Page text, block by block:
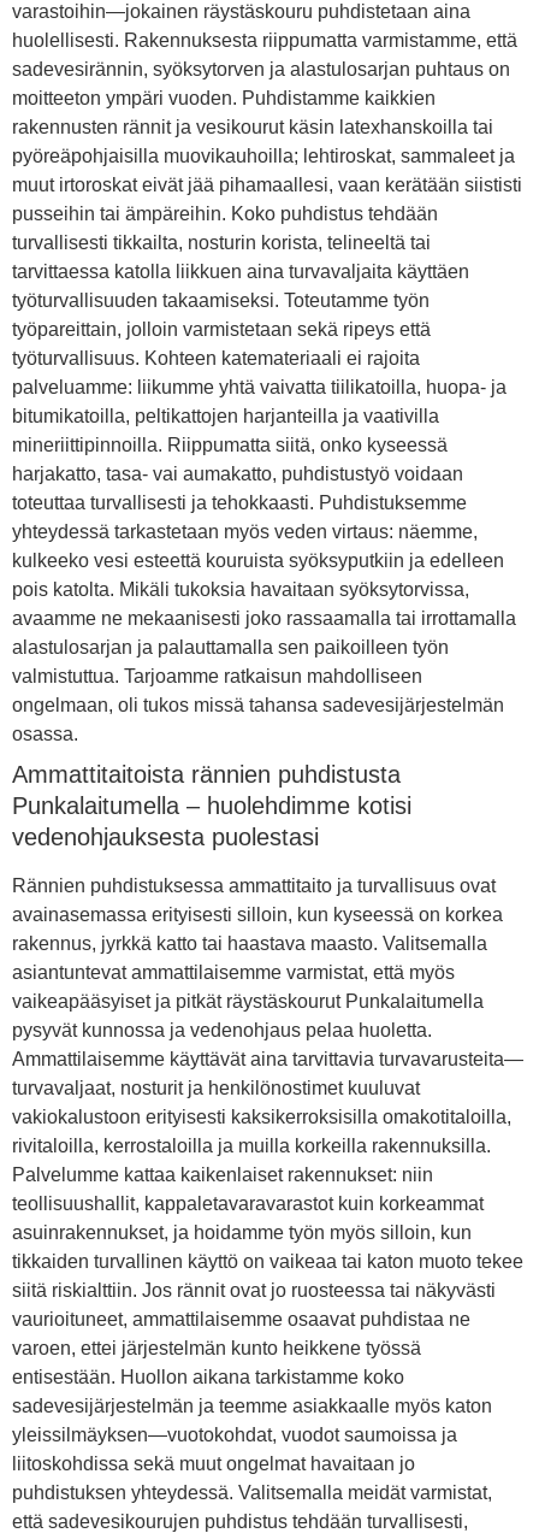
varastoihin—jokainen räystäskouru puhdistetaan aina
huolellisesti. Rakennuksesta riippumatta varmistamme, että
sadevesirännin, syöksytorven ja alastulosarjan puhtaus on
moitteeton ympäri vuoden. Puhdistamme kaikkien
rakennusten rännit ja vesikourut käsin latexhanskoilla tai
pyöreäpohjaisilla muovikauhoilla; lehtiroskat, sammaleet ja
muut irtoroskat eivät jää pihamaallesi, vaan kerätään siististi
pusseihin tai ämpäreihin. Koko puhdistus tehdään
turvallisesti tikkailta, nosturin korista, telineeltä tai
tarvittaessa katolla liikkuen aina turvavaljaita käyttäen
työturvallisuuden takaamiseksi. Toteutamme työn
työpareittain, jolloin varmistetaan sekä ripeys että
työturvallisuus. Kohteen katemateriaali ei rajoita
palveluamme: liikumme yhtä vaivatta tiilikatoilla, huopa- ja
bitumikatoilla, peltikattojen harjanteilla ja vaativilla
mineriittipinnoilla. Riippumatta siitä, onko kyseessä
harjakatto, tasa- vai aumakatto, puhdistustyö voidaan
toteuttaa turvallisesti ja tehokkaasti. Puhdistuksemme
yhteydessä tarkastetaan myös veden virtaus: näemme,
kulkeeko vesi esteettä kouruista syöksyputkiin ja edelleen
pois katolta. Mikäli tukoksia havaitaan syöksytorvissa,
avaamme ne mekaanisesti joko rassaamalla tai irrottamalla
alastulosarjan ja palauttamalla sen paikoilleen työn
valmistuttua. Tarjoamme ratkaisun mahdolliseen
ongelmaan, oli tukos missä tahansa sadevesijärjestelmän
osassa.
Ammattitaitoista rännien puhdistusta
Punkalaitumella – huolehdimme kotisi
vedenohjauksesta puolestasi
Rännien puhdistuksessa ammattitaito ja turvallisuus ovat
avainasemassa erityisesti silloin, kun kyseessä on korkea
rakennus, jyrkkä katto tai haastava maasto. Valitsemalla
asiantuntevat ammattilaisemme varmistat, että myös
vaikeapääsyiset ja pitkät räystäskourut Punkalaitumella
pysyvät kunnossa ja vedenohjaus pelaa huoletta.
Ammattilaisemme käyttävät aina tarvittavia turvavarusteita—
turvavaljaat, nosturit ja henkilönostimet kuuluvat
vakiokalustoon erityisesti kaksikerroksisilla omakotitaloilla,
rivitaloilla, kerrostaloilla ja muilla korkeilla rakennuksilla.
Palvelumme kattaa kaikenlaiset rakennukset: niin
teollisuushallit, kappaletavaravarastot kuin korkeammat
asuinrakennukset, ja hoidamme työn myös silloin, kun
tikkaiden turvallinen käyttö on vaikeaa tai katon muoto tekee
siitä riskialttiin. Jos rännit ovat jo ruosteessa tai näkyvästi
vaurioituneet, ammattilaisemme osaavat puhdistaa ne
varoen, ettei järjestelmän kunto heikkene työssä
entisestään. Huollon aikana tarkistamme koko
sadevesijärjestelmän ja teemme asiakkaalle myös katon
yleissilmäyksen—vuotokohdat, vuodot saumoissa ja
liitoskohdissa sekä muut ongelmat havaitaan jo
puhdistuksen yhteydessä. Valitsemalla meidät varmistat,
että sadevesikourujen puhdistus tehdään turvallisesti,